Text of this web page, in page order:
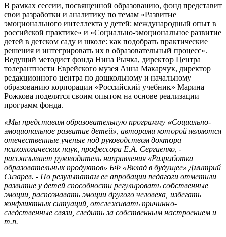
В рамках сессии, посвященной образованию, фонд представит
свои разработки и аналитику по темам «Развитие
эмоционального интеллекта у детей: международный опыт в
российской практике» и «Социально-эмоциональное развитие
детей в детском саду и школе: как подобрать практические
решения и интегрировать их в образовательный процесс».
Ведущий методист фонда Нина Рычка, директор Центра
толерантности Еврейского музея Анна Макарчук, директор
редакционного центра по дошкольному и начальному
образованию корпорации «Российский учебник» Марина
Рожкова поделятся своим опытом на основе реализации
программ фонда.
«Мы представим образовательную программу «Социально-
эмоциональное развитие детей», авторами которой являются
отечественные ученые под руководством доктора
психологических наук, профессора Е.А. Сергиенко, -
рассказывает руководитель направления «Разработка
образовательных продуктов» БФ «Вклад в будущее» Дмитрий
Сизарев. - По результатам ее апробации педагоги отметили
развитие у детей способности регулировать собственные
эмоции, распознавать эмоции другого человека, избегать
конфликтных ситуаций, отслеживать причинно-
следственные связи, следить за собственным настроением и
т.п.